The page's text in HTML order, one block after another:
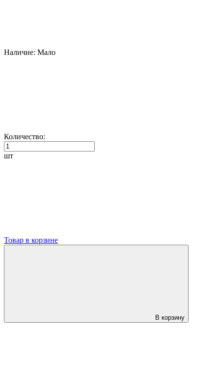
Наличие: Мало
Количество:
шт
Товар в корзине
В корзину